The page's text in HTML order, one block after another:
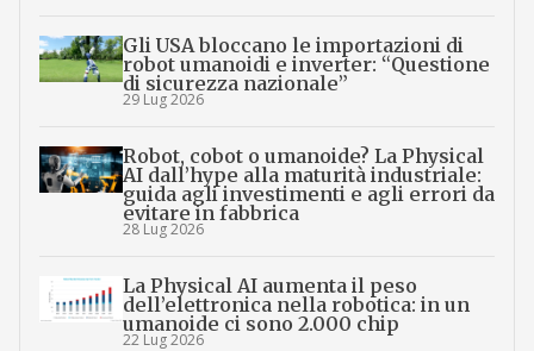
Gli USA bloccano le importazioni di
robot umanoidi e inverter: “Questione
di sicurezza nazionale”
29 Lug 2026
Robot, cobot o umanoide? La Physical
AI dall’hype alla maturità industriale:
guida agli investimenti e agli errori da
evitare in fabbrica
28 Lug 2026
La Physical AI aumenta il peso
dell’elettronica nella robotica: in un
umanoide ci sono 2.000 chip
22 Lug 2026